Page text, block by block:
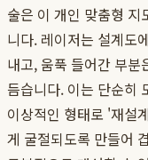
술은 이 개인 맞춤형
니다. 레이저는 설계도
내고, 움푹 들어간 부
듬습니다. 이는 단순히
이상적인 형태로 '재설
게 굴절되도록 만들어